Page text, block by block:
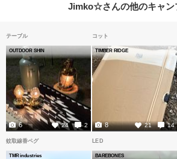
Jimko☆さんの他のキャン
テーブル
OUTDOOR SHIN
24 2
6
コット
TIMBER RIDGE
21 14
8
蚊取線香ペグ
TMR industries
LED
BAREBONES